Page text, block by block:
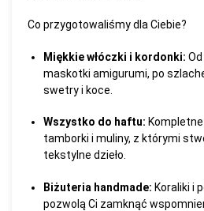
Co przygotowaliśmy dla Ciebie?
Miękkie włóczki i kordonki:
maskotki amigurumi, po
swetry i koce.
Wszystko do haftu:
tamborki i muliny, z którymi
tekstylne dzieło.
Biżuteria handmade: Koraliki i
pozwolą Ci zamknąć